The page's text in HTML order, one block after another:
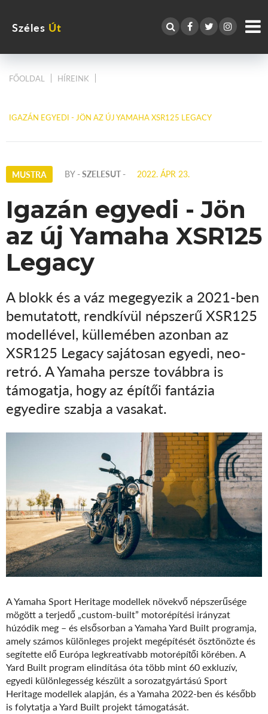
Széles Út
FŐOLDAL HÍREINK
IGAZÁN EGYEDI - JÖN AZ ÚJ YAMAHA XSR125 LEGACY
MUSTRA BY- SZELESUT - 2022. ÁPR 23.
Igazán egyedi - Jön
az új Yamaha XSR125
Legacy
A blokk és a váz megegyezik a 2021-ben
bemutatott, rendkívül népszerű XSR125
modellével, küllemében azonban az
XSR125 Legacy sajátosan egyedi, neo-
retró. A Yamaha persze továbbra is
támogatja, hogy az építői fantázia
egyedire szabja a vasakat.
A Yamaha Sport Heritage modellek növekvő népszerűsége
mögött a terjedő „custom-built” motorépítési irányzat
húzódik meg – és elsősorban a Yamaha Yard Built programja,
amely számos különleges projekt megépítését ösztönözte és
segítette elő Európa legkreatívabb motorépítői körében. A
Yard Built program elindítása óta több mint 60 exkluzív,
egyedi különlegesség készült a sorozatgyártású Sport
Heritage modellek alapján, és a Yamaha 2022-ben és később
is folytatja a Yard Built projekt támogatását.